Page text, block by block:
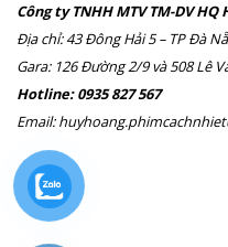
Công ty TNHH MTV TM-DV HQ
Địa chỉ: 43 Đông Hải 5 – TP Đà
Gara: 126 Đường 2/9 và 508 Lê
Hotline: 0935 827 567
Email: